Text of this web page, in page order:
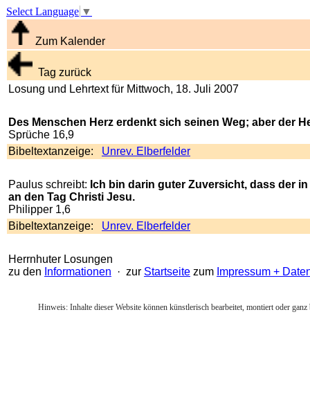
Select Language ▼
Zum Kalender
Tag zurück
Losung und Lehrtext für Mittwoch, 18. Juli 2007
Des Menschen Herz erdenkt sich seinen Weg; aber der
Sprüche 16,9
Bibeltextanzeige: Unrev. Elberfelder
Paulus schreibt: Ich bin darin guter Zuversicht, dass der
an den Tag Christi Jesu.
Philipper 1,6
Bibeltextanzeige: Unrev. Elberfelder
Herrnhuter Losungen
zu den Informationen · zur Startseite zum Impressum +
Hinweis: Inhalte dieser Website können künstlerisch bearbeitet, montiert oder